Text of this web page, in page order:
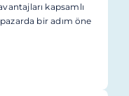
kapsamlı
bir adım öne